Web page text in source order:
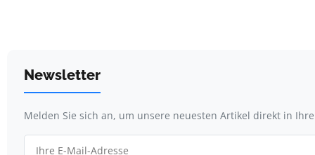
Newsletter
Melden Sie sich an, um unsere neuesten Artikel direkt in